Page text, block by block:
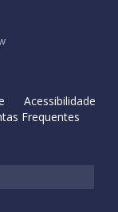
Acessibilidade
Frequentes